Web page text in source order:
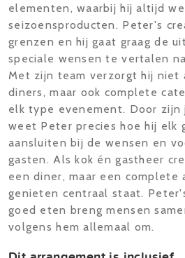
elementen, waarbij hij altijd
seizoensproducten. Peter's
grenzen en hij gaat graag de
speciale wensen te vertalen
Met zijn team verzorgt hij niet
diners, maar ook complete
elk type evenement. Door zijn
weet Peter precies hoe hij elk
aansluiten bij de wensen en
gasten. Als kok én gastheer
een diner, maar een complete
genieten centraal staat.
goed eten breng mensen
volgens hem allemaal om.